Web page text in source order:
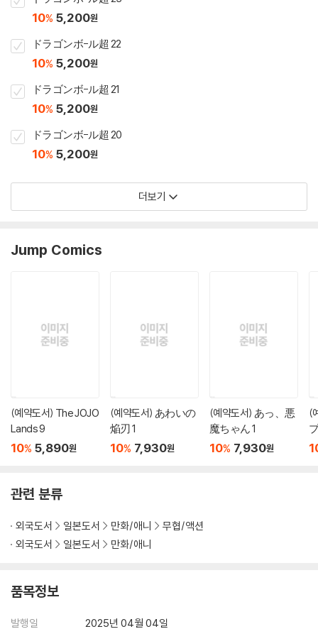
10% 5,200원
ドラゴンボ-ル超 22
10% 5,200원
ドラゴンボ-ル超 21
10% 5,200원
ドラゴンボ-ル超 20
10% 5,200원
더보기
Jump Comics
(예약도서) The JOJO
Lands 9
10% 5,890원
(예약도서) あわいの
焔刃 1
10% 7,930원
(예약도서) あっ、悪
魔ちゃん 1
10% 7,930원
(
관련 분류
외국도서 일본도서 만화/애니
무협/액션
외국도서
일본도서 만화/애니
품목정보
발행일
2025년 04월 04일